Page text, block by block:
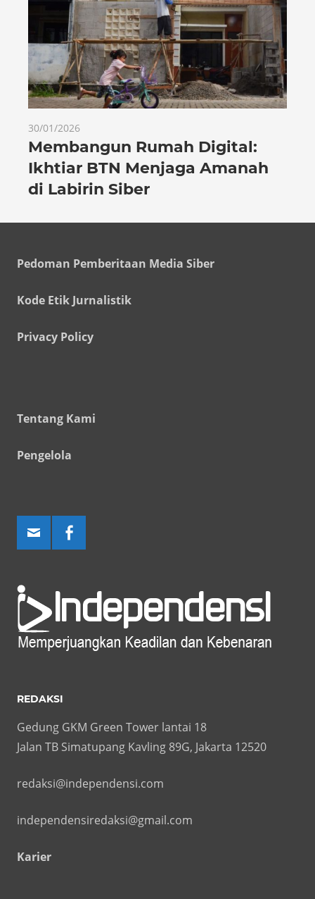
30/01/2026
Membangun Rumah Digital:
Ikhtiar BTN Menjaga Amanah
di Labirin Siber
Pedoman Pemberitaan Media Siber
Kode Etik Jurnalistik
Privacy Policy
Tentang Kami
Pengelola
REDAKSI
Gedung GKM Green Tower lantai 18
Jalan TB Simatupang Kavling 89G, Jakarta 12520
redaksi@independensi.com
independensiredaksi@gmail.com
Karier